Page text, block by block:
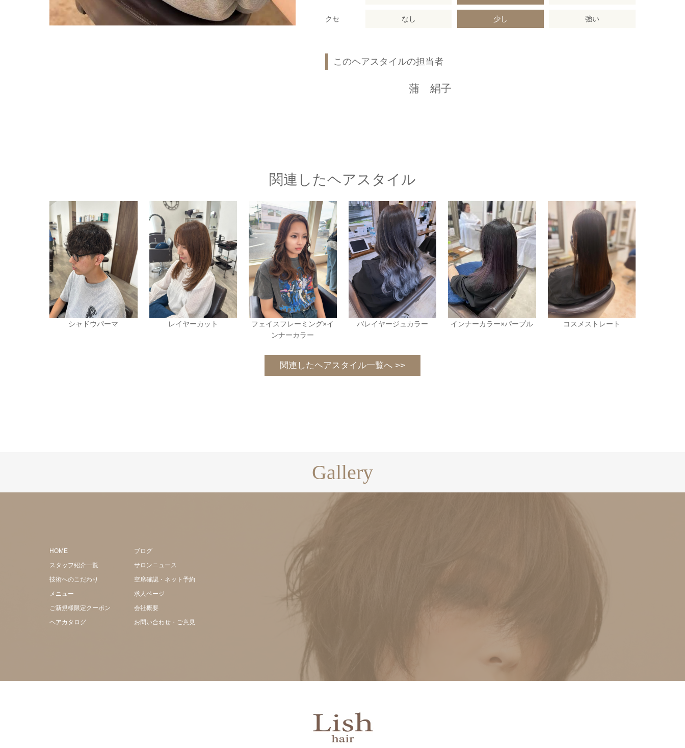
クセ なし 少し 強い
このヘアスタイルの担当者
蒲 絹子
関連したヘアスタイル
シャドウパーマ レイヤーカット
フェイスフレーミング×イ
ンナーカラー
バレイヤージュカラー インナーカラー×パープル コスメストレート
関連したヘアスタイル一覧へ >>
Gallery
HOME
スタッフ紹介一覧
技術へのこだわり
メニュー
ご新規様限定クーポン
ヘアカタログ
ブログ
サロンニュース
空席確認・ネット予約
求人ページ
会社概要
お問い合わせ・ご意見